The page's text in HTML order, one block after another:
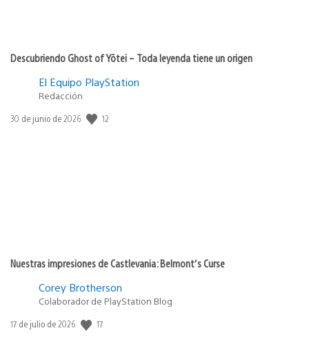
Descubriendo Ghost of Yōtei – Toda leyenda tiene un origen
El Equipo PlayStation
Redacción
Fecha
30 de junio de 2026 12
Nuestras impresiones de Castlevania: Belmont’s Curse
Corey Brotherson
Colaborador de PlayStation Blog
Fecha
17 de julio de 2026 17